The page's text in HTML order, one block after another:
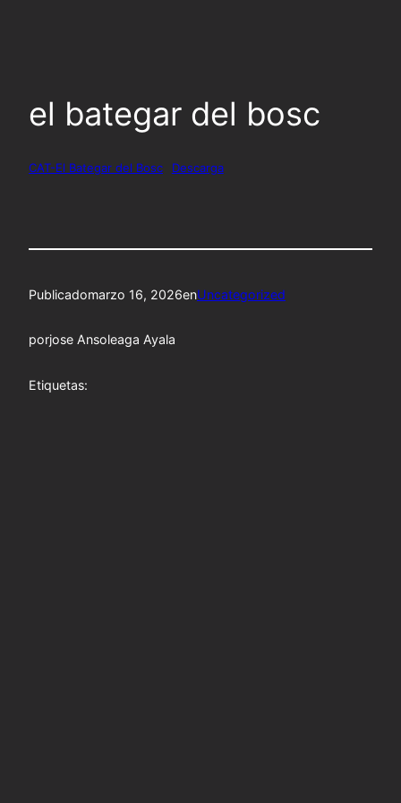
el bategar del bosc
CAT-El Bategar del Bosc Descarga
Publicadomarzo 16, 2026enUncategorized
porjose Ansoleaga Ayala
Etiquetas: